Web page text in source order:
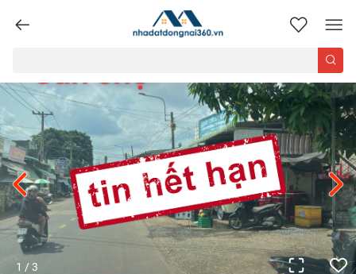
nhadatdongnai360.vn
1 /3